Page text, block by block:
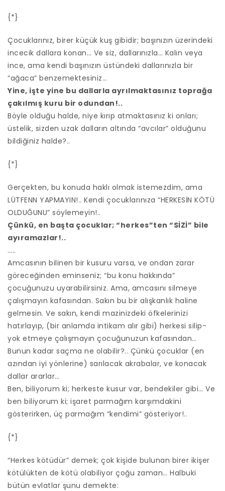
{*}
Çocuklarınız, birer küçük kuş gibidir; başınızın üzerindeki
incecik dallara konan… Ve siz, dallarınızla… Kalın veya
ince, ama kendi başınızın üstündeki dallarınızla bir
“ağaca” benzemektesiniz…
Yine, işte yine bu dallarla ayrılmaktasınız toprağa
çakılmış kuru bir odundan!..
Böyle olduğu halde, niye kırıp atmaktasınız ki onları;
üstelik, sizden uzak dalların altında “avcılar” olduğunu
bildiğiniz halde?..
{*}
Gerçekten, bu konuda haklı olmak istemezdim, ama
LÜTFENN YAPMAYIN!.. Kendi çocuklarınıza “HERKESİN KÖTÜ
OLDUĞUNU” söylemeyin!..
Çünkü, en başta çocuklar; “herkes”ten “SİZİ” bile
ayıramazlar!..
…..
Amcasının bilinen bir kusuru varsa, ve ondan zarar
göreceğinden eminseniz; “bu konu hakkında”
çocuğunuzu uyarabilirsiniz. Ama, amcasını silmeye
çalışmayın kafasından. Sakın bu bir alışkanlık haline
gelmesin. Ve sakın, kendi mazinizdeki öfkelerinizi
hatırlayıp, (bir anlamda intikam alır gibi) herkesi silip-
yok etmeye çalışmayın çocuğunuzun kafasından…
Bunun kadar saçma ne olabilir?.. Çünkü çocuklar (en
azından iyi yönlerine) sarılacak akrabalar, ve konacak
dallar ararlar…
Ben, biliyorum ki; herkeste kusur var, bendekiler gibi… Ve
ben biliyorum ki; işaret parmağım karşımdakini
gösterirken, üç parmağım “kendimi” gösteriyor!..
{*}
“Herkes kötüdür” demek; çok kişide bulunan birer ikişer
kötülükten de kötü olabiliyor çoğu zaman… Halbuki
bütün evlatlar şunu demekte: